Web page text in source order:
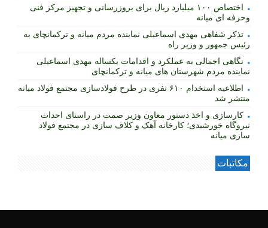
اختصاص ۱۰۰ میلیارد ریال برای بروزرسانی و تجهیز مرکز فنی
وحرفه ای میانه
تذکر شفاهی مهدی اسماعیلی نماینده مردم میانه و ترکمانچای به
رئیس جمهور و وزیر راه
نگاهی اجمالی به عملکرد و اقدامات یکساله مهدی اسماعیلی
نماینده مردم شهرستان های میانه و ترکمانچای
اطلاعیه استخدام ۶۱۰ نفری در طرح فولادسازی مجتمع فولاد میانه
منتشر شد
کارسازی و اخذ دستور معاون وزیر صمت در راستای احداث
نیروگاه خورشیدی؛ کارخانه آهک و کلاف سازی در مجتمع فولاد
سازی میانه
مکاتبات